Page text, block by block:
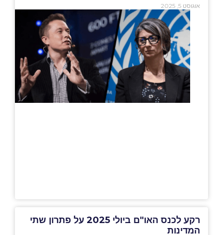
אוגוסט 5, 2025
רקע לכנס האו"ם ביולי 2025 על פתרון שתי
המדינות